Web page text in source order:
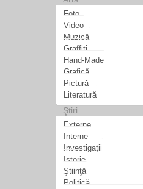
Foto
Video
Muzică
Graffiti
Hand-Made
Grafică
Pictură
Literatură
Ştiri
Externe
Interne
Investigaţii
Istorie
Ştiinţă
Politică